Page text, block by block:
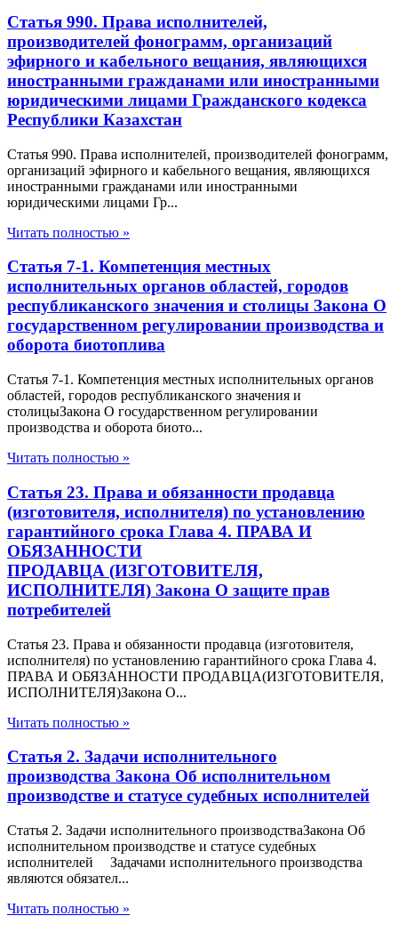
Статья 990. Права исполнителей,
производителей фонограмм, организаций
эфирного и кабельного вещания, являющихся
иностранными гражданами или иностранными
юридическими лицами Гражданского кодекса
Республики Казахстан
Статья 990. Права исполнителей, производителей фонограмм,
организаций эфирного и кабельного вещания, являющихся
иностранными гражданами или иностранными
юридическими лицами Гр...
Читать полностью »
Статья 7-1. Компетенция местных
исполнительных органов областей, городов
республиканского значения и столицы Закона О
государственном регулировании производства и
оборота биотоплива
Статья 7-1. Компетенция местных исполнительных органов
областей, городов республиканского значения и
столицыЗакона О государственном регулировании
производства и оборота биото...
Читать полностью »
Статья 23. Права и обязанности продавца
(изготовителя, исполнителя) по установлению
гарантийного срока Глава 4. ПРАВА И
ОБЯЗАННОСТИ
ПРОДАВЦА (ИЗГОТОВИТЕЛЯ,
ИСПОЛНИТЕЛЯ) Закона О защите прав
потребителей
Статья 23. Права и обязанности продавца (изготовителя,
исполнителя) по установлению гарантийного срока Глава 4.
ПРАВА И ОБЯЗАННОСТИ ПРОДАВЦА(ИЗГОТОВИТЕЛЯ,
ИСПОЛНИТЕЛЯ)Закона О...
Читать полностью »
Статья 2. Задачи исполнительного
производства Закона Об исполнительном
производстве и статусе судебных исполнителей
Статья 2. Задачи исполнительного производстваЗакона Об
исполнительном производстве и статусе судебных
исполнителей Задачами исполнительного производства
являются обязател...
Читать полностью »